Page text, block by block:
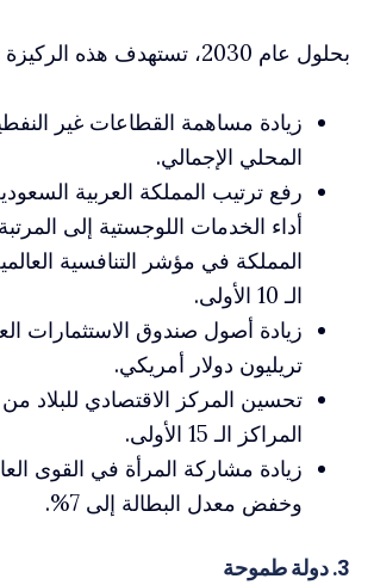
بحلول عام 2030، تستهدف هذه الركيزة تحقيق ما يلي:
زيادة مساهمة القطاعات غير
المحلي الإجمالي.
رفع ترتيب المملكة العربية
المملكة في مؤشر التنافسية
الـ 10 الأولى.
تريليون دولار أمريكي.
المراكز الـ 15 الأولى.
وخفض معدل البطالة إلى 7%.
3. دولة طموحة